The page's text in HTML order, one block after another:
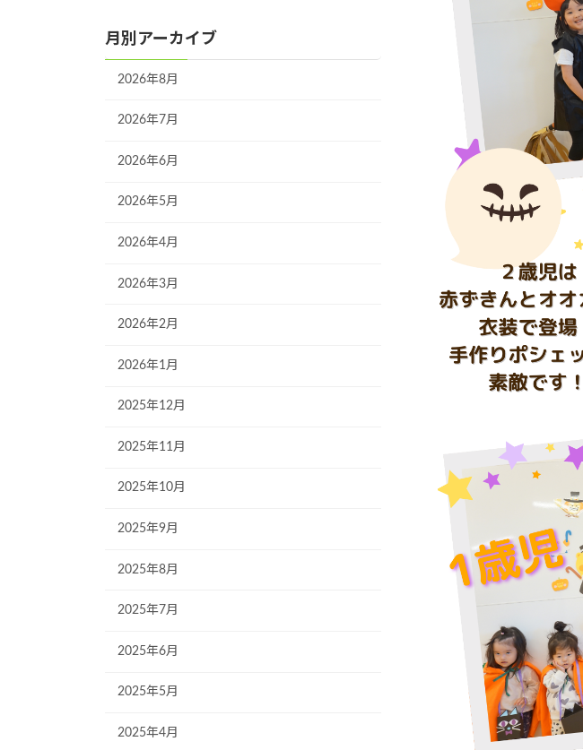
月別アーカイブ
2026年8月
2026年7月
2026年6月
2026年5月
2026年4月
2026年3月
2026年2月
2026年1月
2025年12月
2025年11月
2025年10月
2025年9月
2025年8月
2025年7月
2025年6月
2025年5月
2025年4月